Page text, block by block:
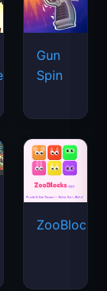
Gun
Spin
ZooBlocks